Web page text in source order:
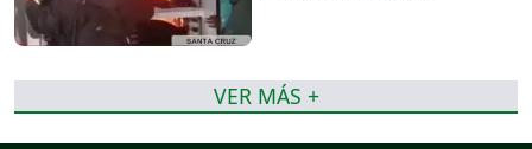
VER MÁS +